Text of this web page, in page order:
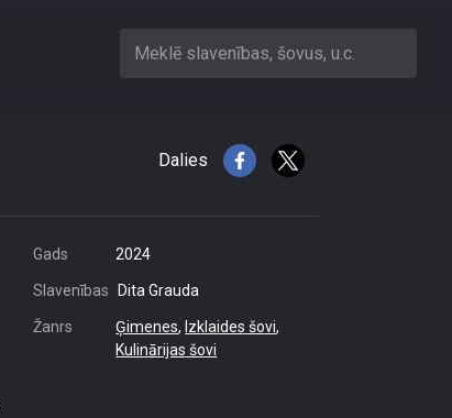
Meklē slavenības, šovus, u.c.
Dalies
Gads 2024
Slavenības Dita Grauda
Žanrs Ģimenes, Izklaides šovi,
Kulinārijas šovi